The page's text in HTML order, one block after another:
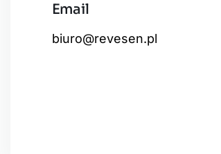
Email
biuro@revesen.pl